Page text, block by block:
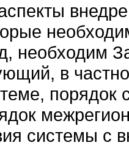
необходим
в
порядок
системы с